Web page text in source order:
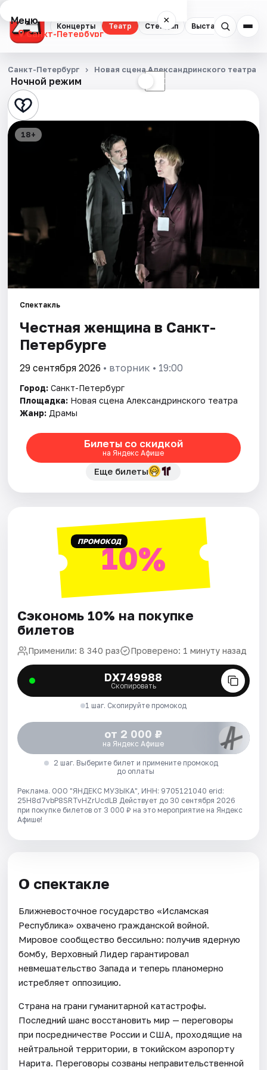
Концерты Театр Стендап Выставки
Меню ×
Санкт-Петербург
Концерты
Театр
Стендап
Спорт
Площадки
Артисты
Ночной режим ☾
Санкт-Петербург Новая сцена Александринского театра
18+
Спектакль
Честная женщина в Санкт-
Петербурге
29 сентября 2026 • вторник • 19:00
Город: Санкт-Петербург
Площадка: Новая сцена Александринского театра
Жанр: Драмы
Билеты со скидкой
на Яндекс Афише
Еще билеты
ПРОМОКОД10%
Сэкономь 10% на покупке
билетов
Применили: 8 340 раз Проверено: 1 минуту назад
DX749988
Скопировать
1 шаг. Скопируйте промокод
от 2 000 ₽
на Яндекс Афише
2 шаг. Выберите билет и примените промокод
до оплаты
Реклама. ООО "ЯНДЕКС МУЗЫКА", ИНН: 9705121040 erid:
25H8d7vbP8SRTvHZrUcdLB Действует до 30 сентября 2026
при покупке билетов от 3 000 ₽ на это мероприятие на Яндекс
Афише!
О спектакле
Ближневосточное государство «Исламская
Республика» охвачено гражданской войной.
Мировое сообщество бессильно: получив ядерную
бомбу, Верховный Лидер гарантировал
невмешательство Запада и теперь планомерно
истребляет оппозицию.
Страна на грани гуманитарной катастрофы.
Последний шанс восстановить мир — переговоры
при посредничестве России и США, проходящие на
нейтральной территории, в токийском аэропорту
Нарита. Переговоры созваны неправительственной